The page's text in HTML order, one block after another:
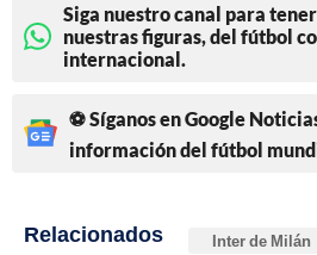
Siga nuestro canal para
nuestras figuras, del fútbol
internacional.
⚽ Síganos en Google
información del fútbol
Relacionados Inter de Milán